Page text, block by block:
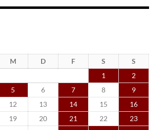
M D F S
S
1
2
5 6 7 8
9
12 13 14 15
16
19 20 21 22
23